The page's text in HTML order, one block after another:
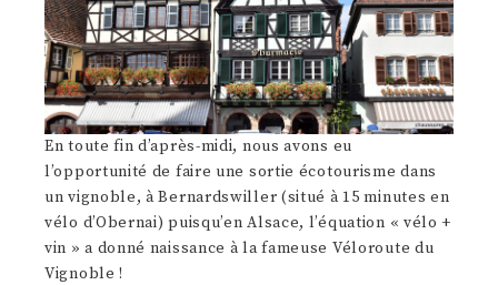
En toute fin d’après-midi, nous avons eu
l’opportunité de faire une sortie écotourisme dans
un vignoble, à Bernardswiller (situé à 15 minutes en
vélo d’Obernai) puisqu’en Alsace, l’équation « vélo +
vin » a donné naissance à la fameuse Véloroute du
Vignoble !